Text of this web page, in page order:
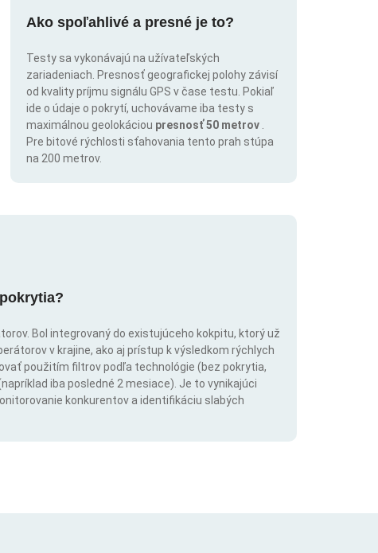
Ako spoľahlivé a presné je to?
Testy sa vykonávajú na užívateľských
zariadeniach. Presnosť geografickej polohy závisí
od kvality príjmu signálu GPS v čase testu. Pokiaľ
ide o údaje o pokrytí, uchovávame iba testy s
maximálnou geolokáciou presnosť 50 metrov
Pre bitové rýchlosti sťahovania tento prah stúpa
na 200 metrov.
Bol integrovaný do existujúceho kokpitu, ktorý už
v krajine, ako aj prístup k výsledkom rýchlych
použitím filtrov podľa technológie (bez pokrytia,
iba posledné 2 mesiace). Je to vynikajúci
konkurentov a identifikáciu slabých